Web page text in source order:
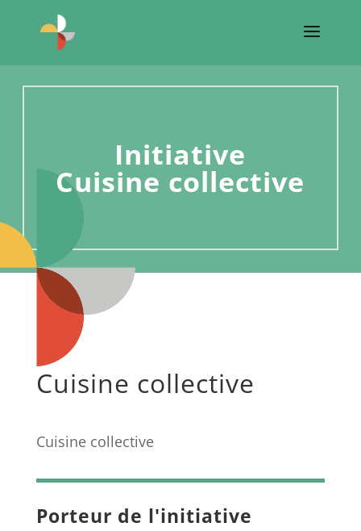
Initiative
Cuisine collective
Cuisine collective
Cuisine collective
Porteur de l'initiative